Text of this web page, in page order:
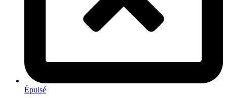
Épuisé